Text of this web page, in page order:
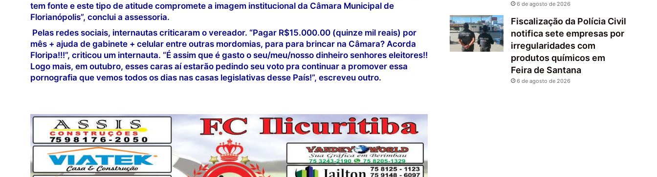
tem fonte e este tipo de atitude compromete a imagem institucional da Câmara Municipal de
Florianópolis”, conclui a assessoria.
Pelas redes sociais, internautas criticaram o vereador. “Pagar R$15.000.00 (quinze mil reais) por
mês + ajuda de gabinete + celular entre outras mordomias, para para brincar na Câmara? Acorda
Floripa!!!”, criticou um internauta. “É assim que é gasto o seu/meu/nosso dinheiro senhores eleitores!!
Logo mais, em outubro, esses caras aí estarão pedindo seu voto pra continuar a promover essa
pornografia que vemos todos os dias nas casas legislativas desse País!”, escreveu outro.
6 de agosto de 2026
Fiscalização da Polícia Civil
notifica sete empresas por
irregularidades com
produtos químicos em
Feira de Santana
6 de agosto de 2026